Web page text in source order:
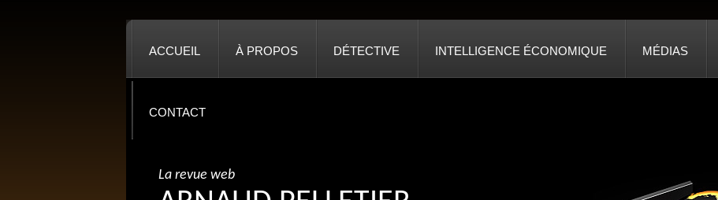
ACCUEIL À PROPOS DÉTECTIVE INTELLIGENCE ÉCONOMIQUE MÉDIAS
CONTACT
La revue web